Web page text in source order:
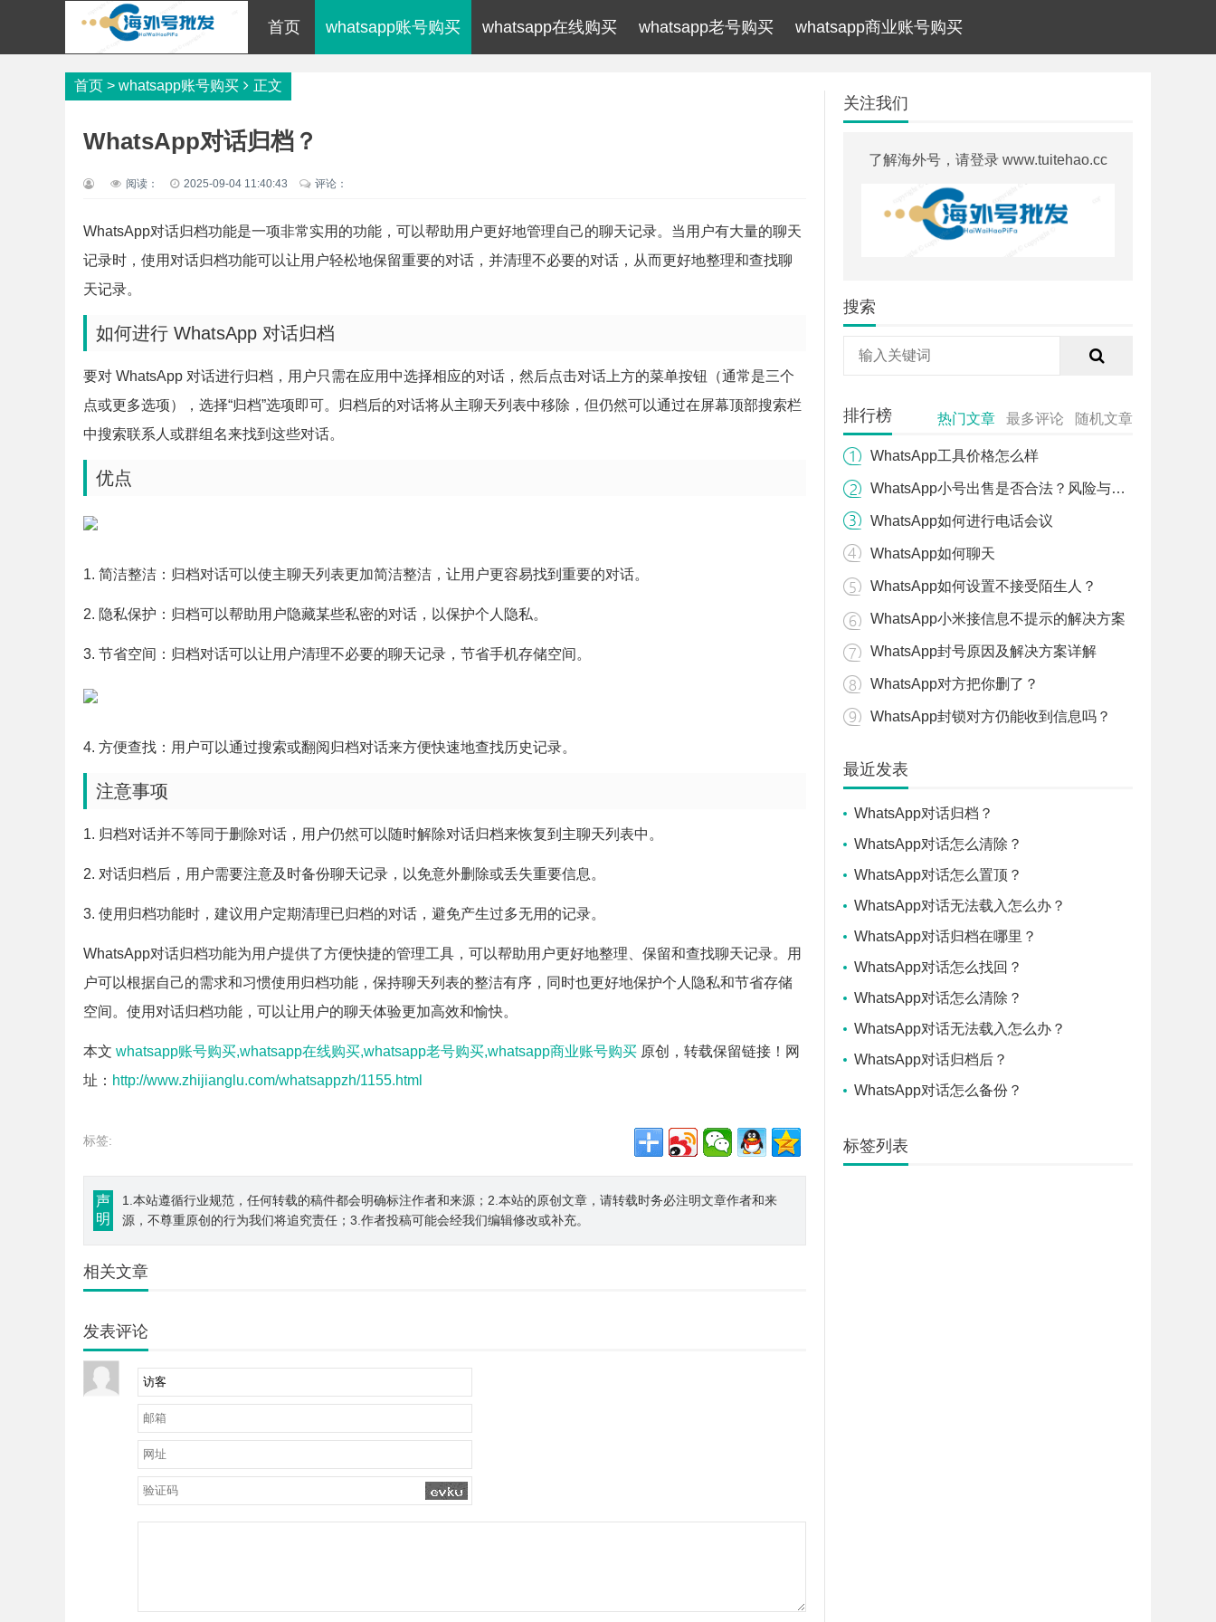
首页 whatsapp账号购买 whatsapp在线购买 whatsapp老号购买 whatsapp商业账号购买
首页 > whatsapp账号购买 正文
WhatsApp对话归档？
阅读： 2025-09-04 11:40:43 评论：
WhatsApp对话归档功能是一项非常实用的功能，可以帮助用户更好地管理自己的聊天记录。当用户有大量的聊天
记录时，使用对话归档功能可以让用户轻松地保留重要的对话，并清理不必要的对话，从而更好地整理和查找聊
天记录。
如何进行 WhatsApp 对话归档
要对 WhatsApp 对话进行归档，用户只需在应用中选择相应的对话，然后点击对话上方的菜单按钮（通常是三个
点或更多选项），选择“归档”选项即可。归档后的对话将从主聊天列表中移除，但仍然可以通过在屏幕顶部搜索栏
中搜索联系人或群组名来找到这些对话。
优点
1. 简洁整洁：归档对话可以使主聊天列表更加简洁整洁，让用户更容易找到重要的对话。
2. 隐私保护：归档可以帮助用户隐藏某些私密的对话，以保护个人隐私。
3. 节省空间：归档对话可以让用户清理不必要的聊天记录，节省手机存储空间。
4. 方便查找：用户可以通过搜索或翻阅归档对话来方便快速地查找历史记录。
注意事项
1. 归档对话并不等同于删除对话，用户仍然可以随时解除对话归档来恢复到主聊天列表中。
2. 对话归档后，用户需要注意及时备份聊天记录，以免意外删除或丢失重要信息。
3. 使用归档功能时，建议用户定期清理已归档的对话，避免产生过多无用的记录。
WhatsApp对话归档功能为用户提供了方便快捷的管理工具，可以帮助用户更好地整理、保留和查找聊天记录。用
户可以根据自己的需求和习惯使用归档功能，保持聊天列表的整洁有序，同时也更好地保护个人隐私和节省存储
空间。使用对话归档功能，可以让用户的聊天体验更加高效和愉快。
本文 whatsapp账号购买,whatsapp在线购买,whatsapp老号购买,whatsapp商业账号购买 原创，转载保留链接！网
址： http://www.zhijianglu.com/whatsappzh/1155.html
标签:
声
明
1.本站遵循行业规范，任何转载的稿件都会明确标注作者和来源；2.本站的原创文章，请转载时务必注明文章作者和来
源，不尊重原创的行为我们将追究责任；3.作者投稿可能会经我们编辑修改或补充。
相关文章
发表评论
关注我们
了解海外号，请登录 www.tuitehao.cc
搜索
排行榜 热门文章 最多评论 随机文章
WhatsApp工具价格怎么样
WhatsApp小号出售是否合法？风险与对策
WhatsApp如何进行电话会议
WhatsApp如何聊天
WhatsApp如何设置不接受陌生人？
WhatsApp小米接信息不提示的解决方案
WhatsApp封号原因及解决方案详解
WhatsApp对方把你删了？
WhatsApp封锁对方仍能收到信息吗？
最近发表
WhatsApp对话归档？
WhatsApp对话怎么清除？
WhatsApp对话怎么置顶？
WhatsApp对话无法载入怎么办？
WhatsApp对话归档在哪里？
WhatsApp对话怎么找回？
WhatsApp对话怎么清除？
WhatsApp对话无法载入怎么办？
WhatsApp对话归档后？
WhatsApp对话怎么备份？
标签列表